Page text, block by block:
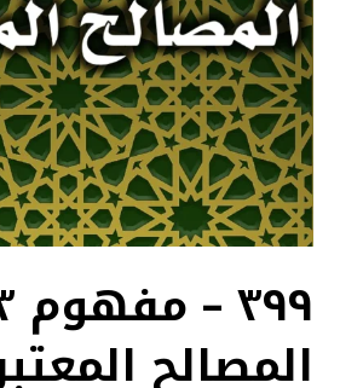
المصالح